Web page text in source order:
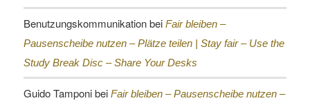
Benutzungskommunikationbei Fair bleiben –
Pausenscheibe nutzen – Plätze teilen | Stay fair – Use the
Study Break Disc – Share Your Desks
Guido Tamponibei Fair bleiben – Pausenscheibe nutzen –